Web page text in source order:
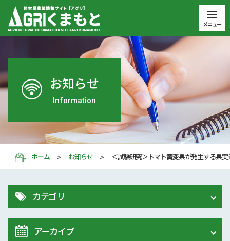
お知らせ
Information
ホーム お知らせ ＜試験研究＞トマト黄変果が発生する果
カテゴリ
令和8年 熊本地震関連情報
アーカイブ
メニュー